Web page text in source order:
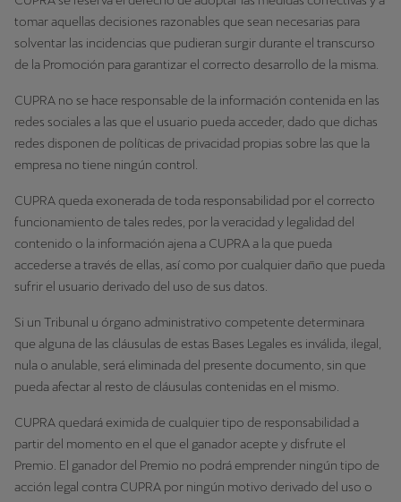
tomar aquellas decisiones razonables que sean necesarias para
solventar las incidencias que pudieran surgir durante el transcurso
de la Promoción para garantizar el correcto desarrollo de la misma.
CUPRA no se hace responsable de la información contenida en las
redes sociales a las que el usuario pueda acceder, dado que dichas
redes disponen de políticas de privacidad propias sobre las que la
empresa no tiene ningún control.
CUPRA queda exonerada de toda responsabilidad por el correcto
funcionamiento de tales redes, por la veracidad y legalidad del
contenido o la información ajena a CUPRA a la que pueda
accederse a través de ellas, así como por cualquier daño que pueda
sufrir el usuario derivado del uso de sus datos.
Si un Tribunal u órgano administrativo competente determinara
que alguna de las cláusulas de estas Bases Legales es inválida, ilegal,
nula o anulable, será eliminada del presente documento, sin que
pueda afectar al resto de cláusulas contenidas en el mismo.
CUPRA quedará eximida de cualquier tipo de responsabilidad a
partir del momento en el que el ganador acepte y disfrute el
Premio. El ganador del Premio no podrá emprender ningún tipo de
acción legal contra CUPRA por ningún motivo derivado del uso o